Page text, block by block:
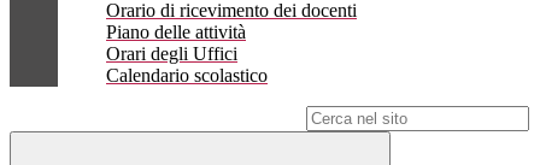
Orario di ricevimento dei docenti
Piano delle attività
Orari degli Uffici
Calendario scolastico